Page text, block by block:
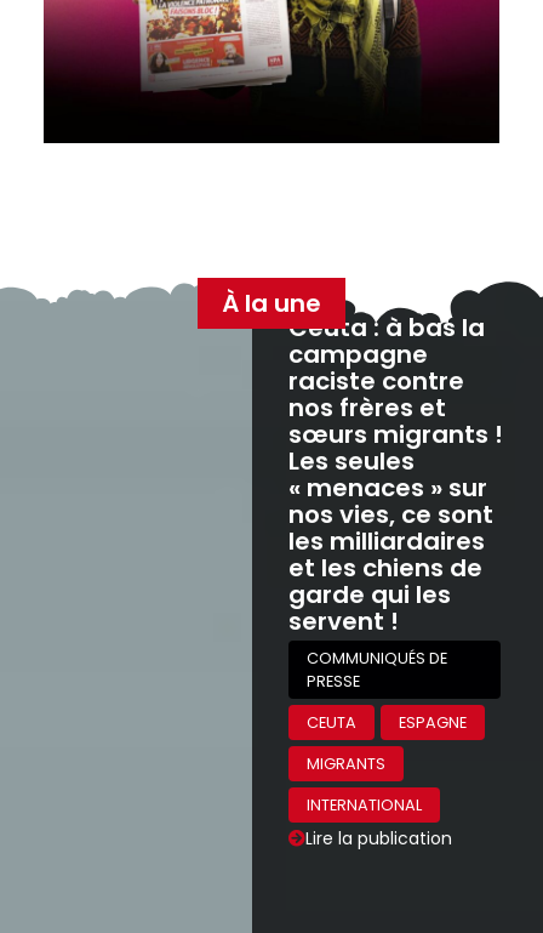
À la une
Ceuta : à bas la
campagne
raciste contre
nos frères et
sœurs migrants !
Les seules
« menaces » sur
nos vies, ce sont
les milliardaires
et les chiens de
garde qui les
servent !
COMMUNIQUÉS DE
PRESSE
CEUTA
ESPAGNE
MIGRANTS
INTERNATIONAL
Lire la publication